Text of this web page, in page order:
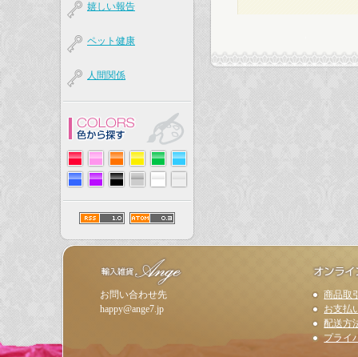
嬉しい報告
ペット健康
人間関係
お問い合わせ先
happy
ange7.jp
商品取
お支払
配送方
プライ